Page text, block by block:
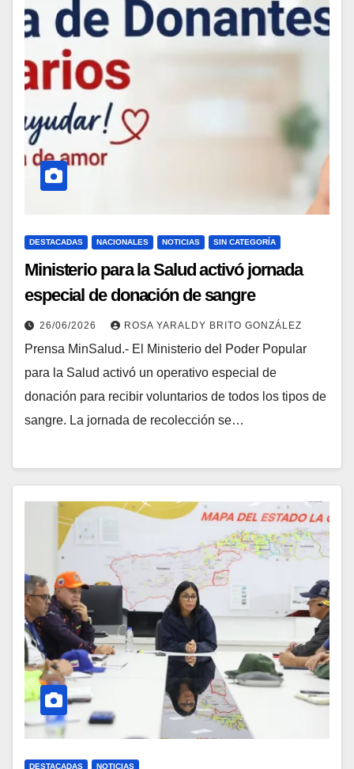
DESTACADAS NACIONALES NOTICIAS SIN CATEGORÍA
Ministerio para la Salud activó jornada
especial de donación de sangre
26/06/2026 ROSA YARALDY BRITO GONZÁLEZ
Prensa MinSalud.- El Ministerio del Poder Popular
para la Salud activó un operativo especial de
donación para recibir voluntarios de todos los tipos de
sangre. La jornada de recolección se…
DESTACADAS NOTICIAS